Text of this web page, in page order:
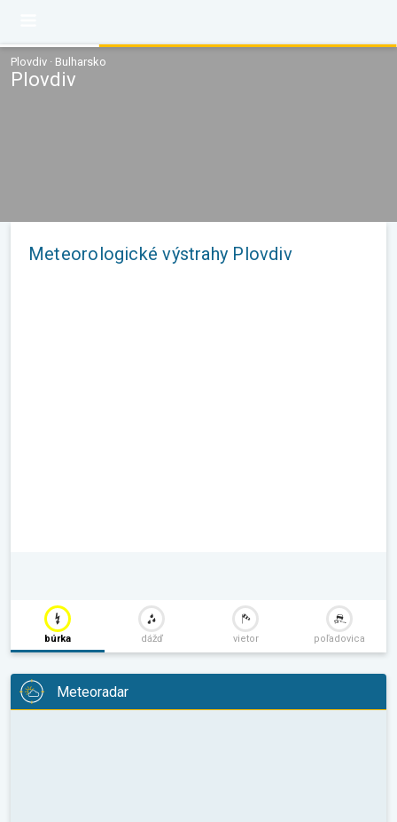
Plovdiv · Bulharsko
Plovdiv
Meteorologické výstrahy Plovdiv
búrka dážď vietor poľadovica
Meteoradar